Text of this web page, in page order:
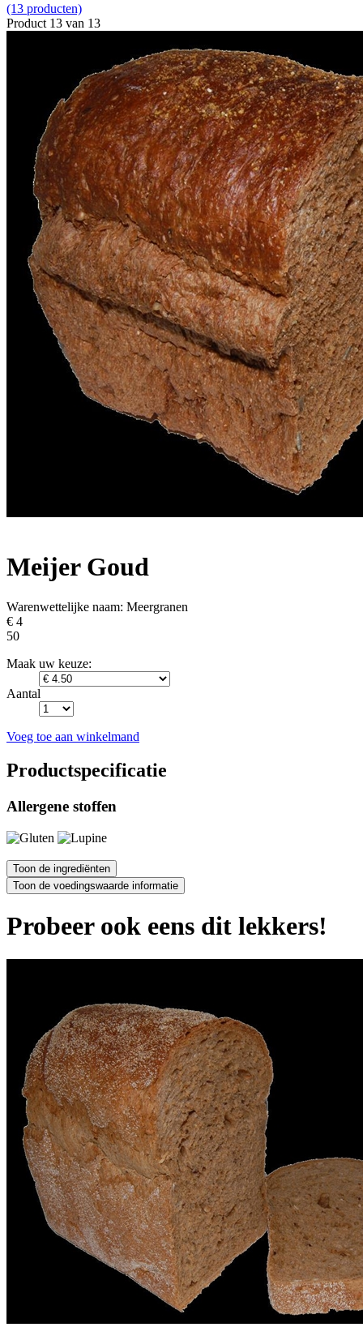
(13 producten)
Product 13 van 13
Meijer Goud
Warenwettelijke naam: Meergranen
€ 4
50
Maak uw keuze:
Aantal
Voeg toe aan winkelmand
Productspecificatie
Allergene stoffen
Probeer ook eens dit lekkers!